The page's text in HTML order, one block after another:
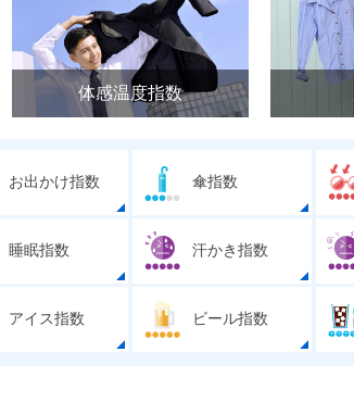
体感温度指数
お出かけ指数 傘指数
睡眠指数 汗かき指数
アイス指数 ビール指数